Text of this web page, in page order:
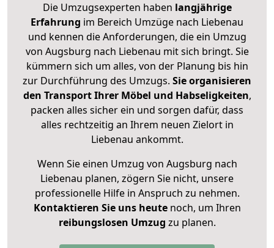
Die Umzugsexperten haben langjährige
Erfahrung im Bereich Umzüge nach Liebenau
und kennen die Anforderungen, die ein Umzug
von Augsburg nach Liebenau mit sich bringt. Sie
kümmern sich um alles, von der Planung bis hin
zur Durchführung des Umzugs. Sie organisieren
den Transport Ihrer Möbel und Habseligkeiten,
packen alles sicher ein und sorgen dafür, dass
alles rechtzeitig an Ihrem neuen Zielort in
Liebenau ankommt.
Wenn Sie einen Umzug von Augsburg nach
Liebenau planen, zögern Sie nicht, unsere
professionelle Hilfe in Anspruch zu nehmen.
Kontaktieren Sie uns heutenoch, um Ihren
reibungslosen Umzug zu planen.